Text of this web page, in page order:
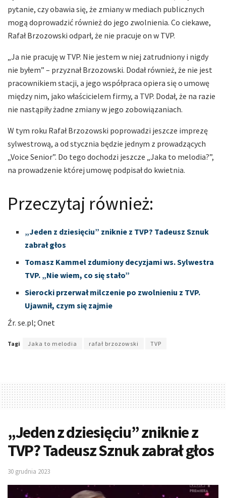
pytanie, czy obawia się, że zmiany w mediach publicznych
mogą doprowadzić również do jego zwolnienia. Co ciekawe,
Rafał Brzozowski odparł, że nie pracuje on w TVP.
„Ja nie pracuję w TVP. Nie jestem w niej zatrudniony i nigdy
nie byłem” – przyznał Brzozowski. Dodał również, że nie jest
pracownikiem stacji, a jego współpraca opiera się o umowę
między nim, jako właścicielem firmy, a TVP. Dodał, że na razie
nie nastąpiły żadne zmiany w jego zobowiązaniach.
W tym roku Rafał Brzozowski poprowadzi jeszcze imprezę
sylwestrową, a od stycznia będzie jednym z prowadzących
„Voice Senior”. Do tego dochodzi jeszcze „Jaka to melodia?”,
na prowadzenie której umowę podpisał do kwietnia.
Przeczytaj również:
„Jeden z dziesięciu” zniknie z TVP? Tadeusz Sznuk
zabrał głos
Tomasz Kammel zdumiony decyzjami ws. Sylwestra
TVP. „Nie wiem, co się stało”
Sierocki przerwał milczenie po zwolnieniu z TVP.
Ujawnił, czym się zajmie
Źr. se.pl; Onet
Tagi Jaka to melodia rafał brzozowski TVP
„Jeden z dziesięciu” zniknie z
TVP? Tadeusz Sznuk zabrał głos
30 grudnia 2023